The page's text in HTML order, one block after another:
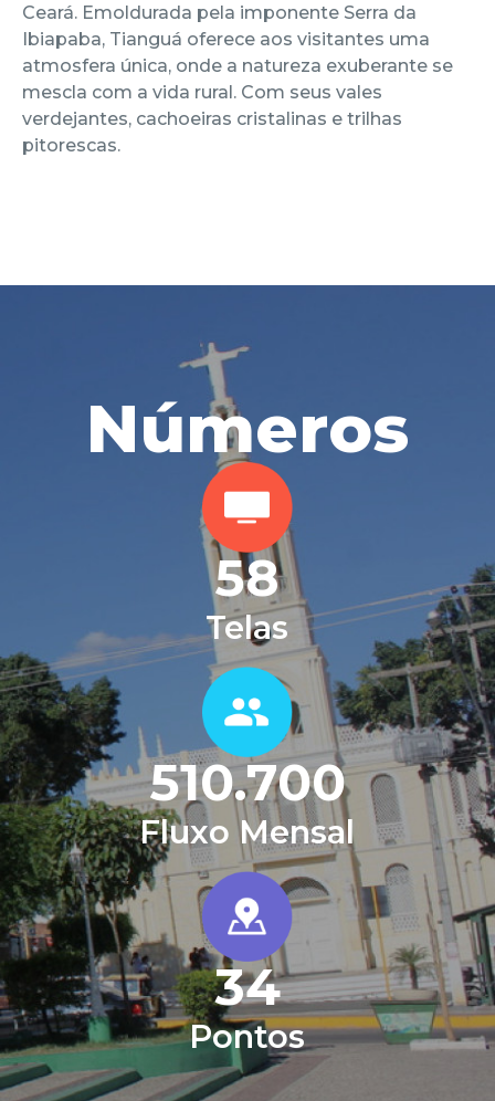
Ceará. Emoldurada pela imponente Serra da
Ibiapaba, Tianguá oferece aos visitantes uma
atmosfera única, onde a natureza exuberante se
mescla com a vida rural. Com seus vales
verdejantes, cachoeiras cristalinas e trilhas
pitorescas.
Números
58
Telas
510.700
Fluxo Mensal
34
Pontos